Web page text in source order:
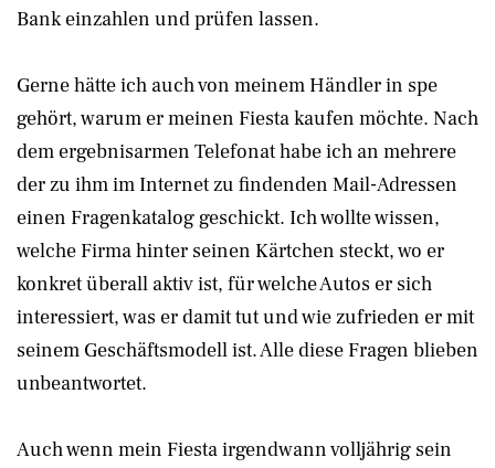
Bank einzahlen und prüfen lassen.
Gerne hätte ich auch von meinem Händler in spe
gehört, warum er meinen Fiesta kaufen möchte. Nach
dem ergebnisarmen Telefonat habe ich an mehrere
der zu ihm im Internet zu findenden Mail-Adressen
einen Fragenkatalog geschickt. Ich wollte wissen,
welche Firma hinter seinen Kärtchen steckt, wo er
konkret überall aktiv ist, für welche Autos er sich
interessiert, was er damit tut und wie zufrieden er mit
seinem Geschäftsmodell ist. Alle diese Fragen blieben
unbeantwortet.
Auch wenn mein Fiesta irgendwann volljährig sein